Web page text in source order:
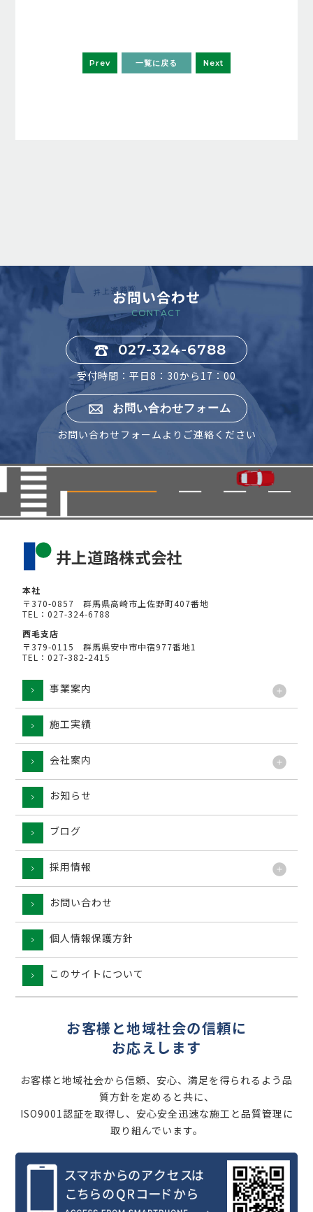
Prev 一覧に戻る Next
お問い合わせ
CONTACT
027-324-6788
受付時間：平日8：30から17：00
お問い合わせフォーム
お問い合わせフォームよりご連絡ください
本社
〒370-0857 群馬県高崎市上佐野町407番地
TEL：027-324-6788
西毛支店
〒379-0115 群馬県安中市中宿977番地1
TEL：027-382-2415
事業案内
施工実績
会社案内
お知らせ
ブログ
採用情報
お問い合わせ
個人情報保護方針
このサイトについて
お客様と地域社会の信頼に
お応えします
お客様と地域社会から信頼、安心、満足を得られるよう品
質方針を定めると共に、
ISO9001認証を取得し、安心安全迅速な施工と品質管理に
取り組んでいます。